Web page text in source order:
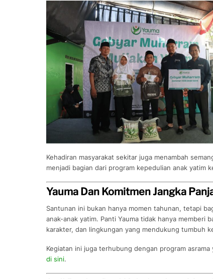
Kehadiran masyarakat sekitar juga menambah
menjadi bagian dari program kepedulian anak yatim
Yauma Dan Komitmen Jangka
Santunan ini bukan hanya momen tahunan, tetapi
anak-anak yatim. Panti Yauma tidak hanya
karakter, dan lingkungan yang mendukung tumbuh
Kegiatan ini juga terhubung dengan program asrama
di sini.